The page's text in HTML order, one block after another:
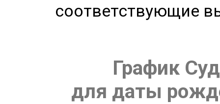
соответствующие
График
для даты